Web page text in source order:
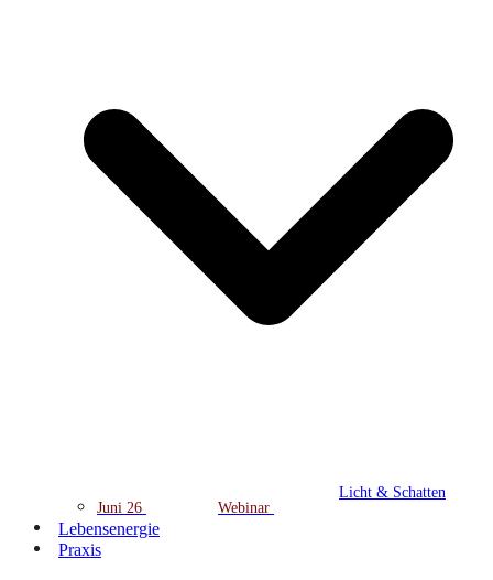
Juni 26 Webinar
Licht & Schatten
Lebensenergie
Praxis